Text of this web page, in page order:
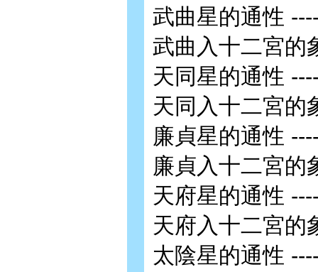
武曲星的通性
武曲入十二宮的
天同星的通性
天同入十二宮的
廉貞星的通性
廉貞入十二宮的
天府星的通性
天府入十二宮的
太陰星的通性